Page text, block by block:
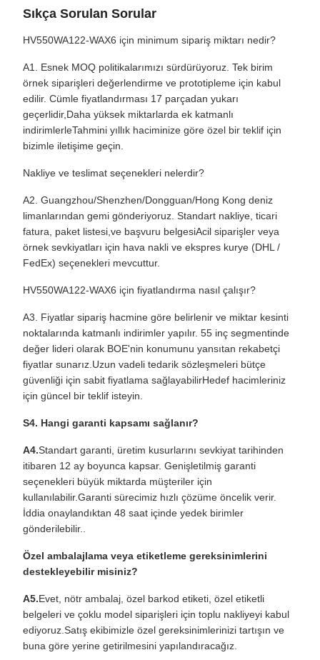
Sıkça Sorulan Sorular
HV550WA122-WAX6 için minimum sipariş miktarı nedir?
A1. Esnek MOQ politikalarımızı sürdürüyoruz. Tek birim
örnek siparişleri değerlendirme ve prototipleme için kabul
edilir. Cümle fiyatlandırması 17 parçadan yukarı
geçerlidir,Daha yüksek miktarlarda ek katmanlı
indirimlerleTahmini yıllık haciminize göre özel bir teklif için
bizimle iletişime geçin.
Nakliye ve teslimat seçenekleri nelerdir?
A2. Guangzhou/Shenzhen/Dongguan/Hong Kong deniz
limanlarından gemi gönderiyoruz. Standart nakliye, ticari
fatura, paket listesi,ve başvuru belgesiAcil siparişler veya
örnek sevkiyatları için hava nakli ve ekspres kurye (DHL /
FedEx) seçenekleri mevcuttur.
HV550WA122-WAX6 için fiyatlandırma nasıl çalışır?
A3. Fiyatlar sipariş hacmine göre belirlenir ve miktar kesinti
noktalarında katmanlı indirimler yapılır. 55 inç segmentinde
değer lideri olarak BOE'nin konumunu yansıtan rekabetçi
fiyatlar sunarız.Uzun vadeli tedarik sözleşmeleri bütçe
güvenliği için sabit fiyatlama sağlayabilirHedef hacimleriniz
için güncel bir teklif isteyin.
S4. Hangi garanti kapsamı sağlanır?
A4.Standart garanti, üretim kusurlarını sevkiyat tarihinden
itibaren 12 ay boyunca kapsar. Genişletilmiş garanti
seçenekleri büyük miktarda müşteriler için
kullanılabilir.Garanti sürecimiz hızlı çözüme öncelik verir.
İddia onaylandıktan 48 saat içinde yedek birimler
gönderilebilir..
Özel ambalajlama veya etiketleme gereksinimlerini
destekleyebilir misiniz?
A5.Evet, nötr ambalaj, özel barkod etiketi, özel etiketli
belgeleri ve çoklu model siparişleri için toplu nakliyeyi kabul
ediyoruz.Satış ekibimizle özel gereksinimlerinizi tartışın ve
buna göre yerine getirilmesini yapılandıracağız.